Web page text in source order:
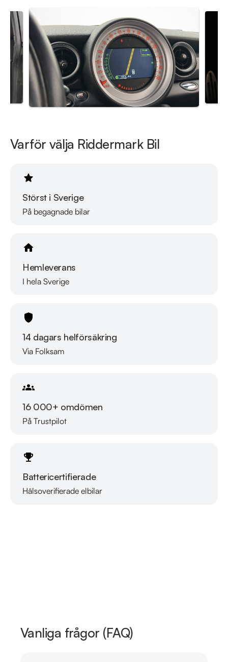
Varför välja Riddermark Bil
Störst i Sverige
På begagnade bilar
Hemleverans
I hela Sverige
14 dagars helförsäkring
Via Folksam
16 000+ omdömen
På Trustpilot
Battericertifierade
Hälsoverifierade elbilar
Läs mer om oss
Vanliga frågor (FAQ)
RIDDERMARK BIL TRYGGHETSPAKET:
Skydda din bil med vårt trygghetspaket. Välj mellan 12-60
månaders garanti och komplettera med extra
hjuluppsättningar till bra priser. Gör ditt bilköp tryggt och
enkelt hos oss.
Med korta lagertider försvinner våra bilar snabbt! Ring oss
idag för att reservera din bil: 08-572 142 40. Vi erbjuder även
https://www.youtube.com/watch?v=EvmgI7cNqkUFWD86J
Välkomna!